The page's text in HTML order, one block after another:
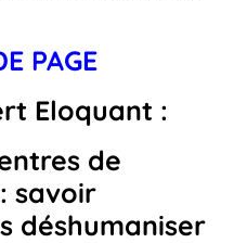
PAGE
Eloquant :
de
savoir
déshumaniser